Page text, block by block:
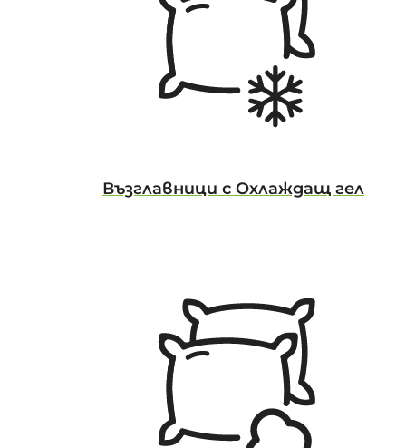
Възглавници с Охлаждащ гел